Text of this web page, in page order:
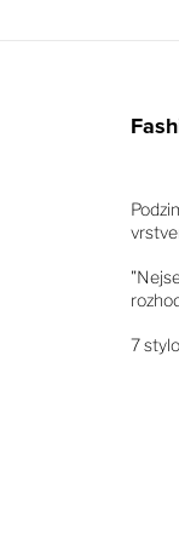
7